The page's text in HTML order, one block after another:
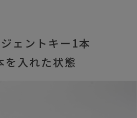
ェントキー1本
を入れた状態